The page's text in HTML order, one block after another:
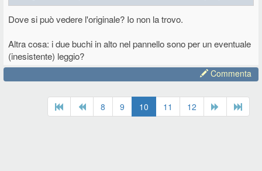
Dove si può vedere l'originale? Io non la trovo.
Altra cosa: i due buchi in alto nel pannello sono per un eventuale
(inesistente) leggio?
Commenta
8 9 10 11 12